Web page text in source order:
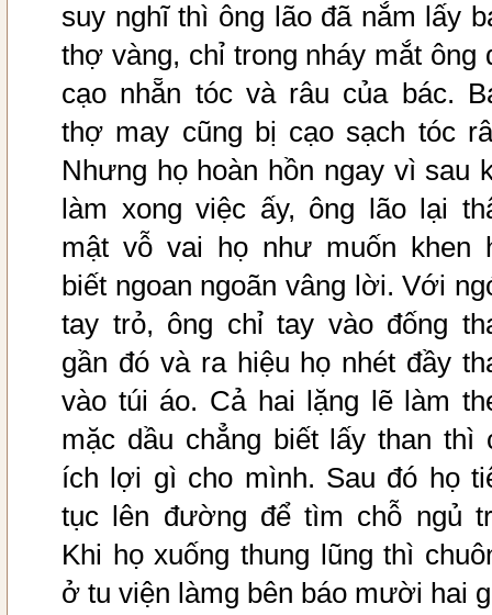
suy nghĩ thì ông lão đã nắm lấy
thợ vàng, chỉ trong nháy mắt ông
cạo nhẵn tóc và râu của bác.
thợ may cũng bị cạo sạch tóc
Nhưng họ hoàn hồn ngay vì sau
làm xong việc ấy, ông lão lại
mật vỗ vai họ như muốn khen
biết ngoan ngoãn vâng lời. Với
tay trỏ, ông chỉ tay vào đống
gần đó và ra hiệu họ nhét đầy
vào túi áo. Cả hai lặng lẽ làm
mặc dầu chẳng biết lấy than thì
ích lợi gì cho mình. Sau đó họ
tục lên đường để tìm chỗ ngủ
Khi họ xuống thung lũng thì
ở tu viện làmg bên báo mười hai